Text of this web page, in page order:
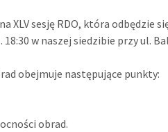
XLV sesję RDO, która odbędzie
18:30 w naszej siedzibie przy ul.
obejmuje następujące punkty:
obrad.